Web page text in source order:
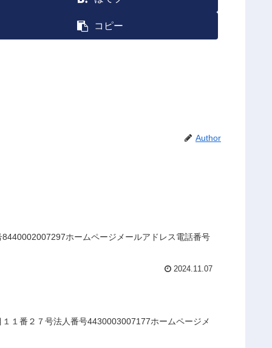
コピー
Author
ホームページメールアドレス電話番号
2024.11.07
１番２７号法人番号4430003007177ホームページメ